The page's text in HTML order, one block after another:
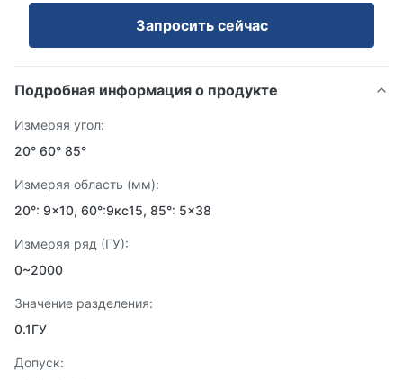
Запросить сейчас
Подробная информация о продукте
Измеряя угол:
20° 60° 85°
Измеряя область (мм):
20°: 9×10, 60°:9кс15, 85°: 5×38
Измеряя ряд (ГУ):
0~2000
Значение разделения:
0.1ГУ
Допуск: